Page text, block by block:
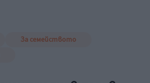
За семейството